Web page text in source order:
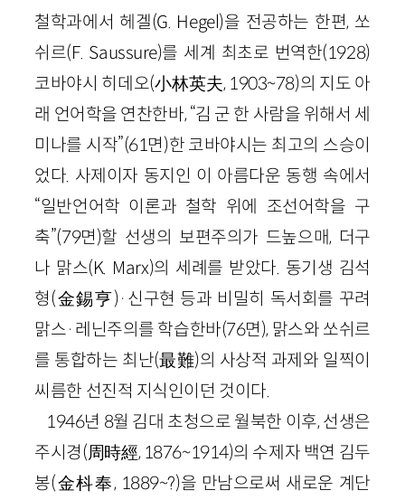
철학과에서 헤겔(G. Hegel)을 전공하는 한편, 쏘
쉬르(F. Saussure)를 세계 최초로 번역한(1928)
코바야시 히데오(小林英夫, 1903~78)의 지도 아
래 언어학을 연찬한바, “김 군 한 사람을 위해서 세
미나를 시작”(61면)한 코바야시는 최고의 스승이
었다. 사제이자 동지인 이 아름다운 동행 속에서
“일반언어학 이론과 철학 위에 조선어학을 구
축”(79면)할 선생의 보편주의가 드높으매, 더구
나 맑스(K. Marx)의 세례를 받았다. 동기생 김석
형(金錫亨)·신구현 등과 비밀히 독서회를 꾸려
맑스·레닌주의를 학습한바(76면), 맑스와 쏘쉬르
를 통합하는 최난(最難)의 사상적 과제와 일찍이
씨름한 선진적 지식인이던 것이다.
1946년 8월 김대 초청으로 월북한 이후, 선생은
주시경(周時經, 1876~1914)의 수제자 백연 김두
봉(金枓奉, 1889~?)을 만남으로써 새로운 계단